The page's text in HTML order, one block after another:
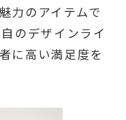
力のアイテムで
のデザインライ
に高い満足度を